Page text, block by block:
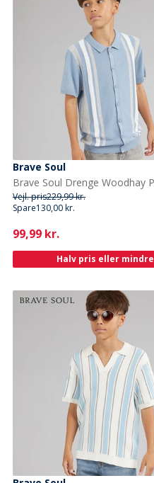
Brave Soul
Vejl. pris229,99 kr.
Spare130,00 kr.
Current
99,99 kr.
Halv pris eller mindre